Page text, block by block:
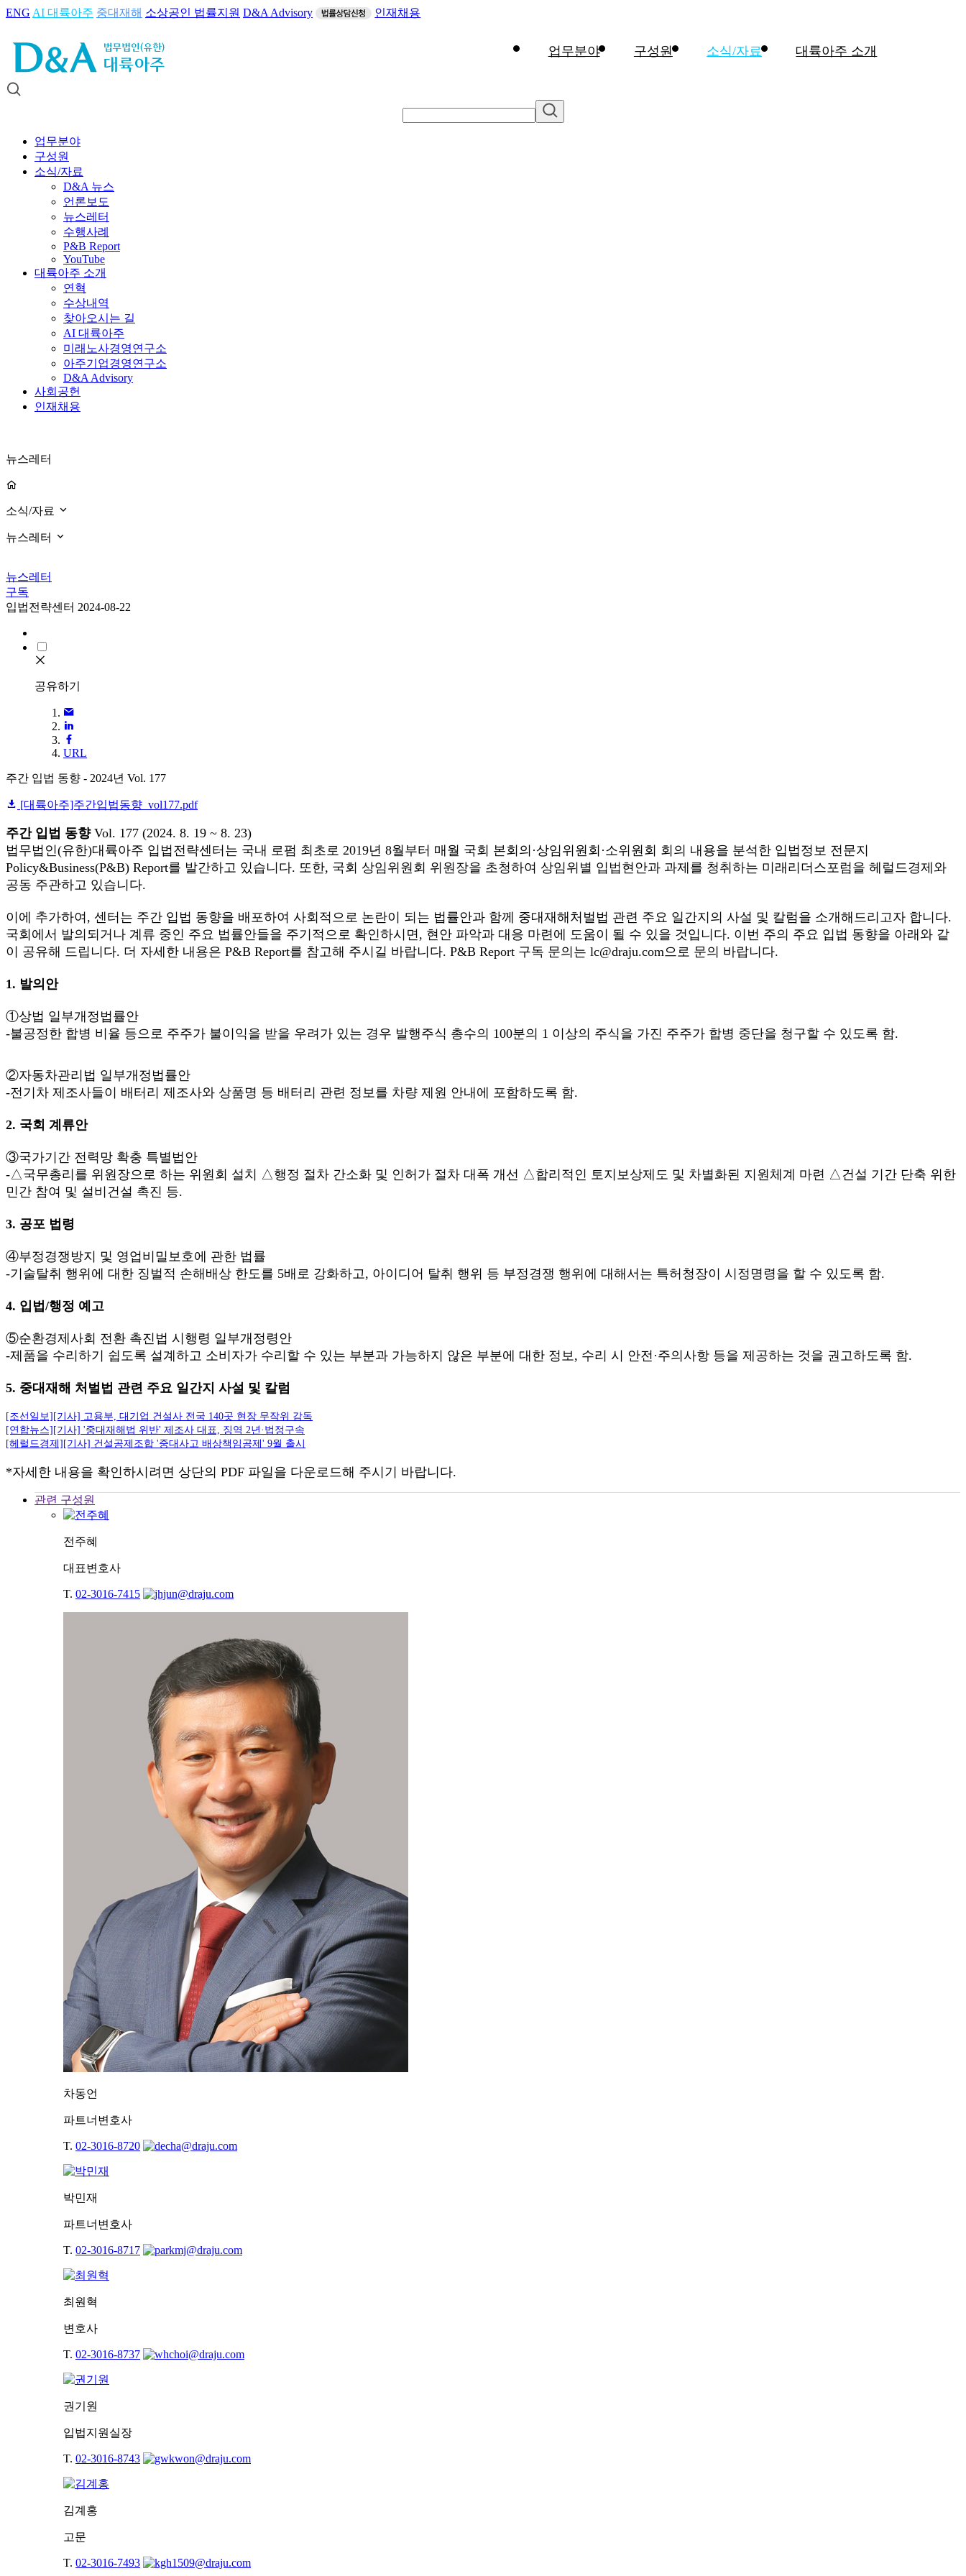
ENG AI 대륙아주 중대재해 소상공인 법률지원 D&A Advisory 인재채용
업무분야 구성원 소식/자료 대륙아주 소개
업무분야
구성원
소식/자료
D&A 뉴스
언론보도
뉴스레터
수행사례
P&B Report
YouTube
대륙아주 소개
연혁
수상내역
찾아오시는 길
AI 대륙아주
미래노사경영연구소
아주기업경영연구소
D&A Advisory
사회공헌
인재채용
뉴스레터
소식/자료
뉴스레터
뉴스레터
구독
입법전략센터 2024-08-22
공유하기
URL
주간 입법 동향 - 2024년 Vol. 177
[대륙아주]주간입법동향_vol177.pdf
주간 입법 동향Vol. 177 (2024. 8. 19 ~ 8. 23)
법무법인(유한)대륙아주 입법전략센터는 국내 로펌 최초로 2019년 8월부터 매월 국회 본회의·상임위원회·소위원회 회의 내용을 분석한 입법정보 전문지
Policy&Business(P&B) Report를 발간하고 있습니다. 또한, 국회 상임위원회 위원장을 초청하여 상임위별 입법현안과 과제를 청취하는 미래리더스포럼을 헤럴드경제와
공동 주관하고 있습니다.
이에 추가하여, 센터는 주간 입법 동향을 배포하여 사회적으로 논란이 되는 법률안과 함께 중대재해처벌법 관련 주요 일간지의 사설 및 칼럼을 소개해드리고자 합니다.
국회에서 발의되거나 계류 중인 주요 법률안들을 주기적으로 확인하시면, 현안 파악과 대응 마련에 도움이 될 수 있을 것입니다. 이번 주의 주요 입법 동향을 아래와 같
이 공유해 드립니다. 더 자세한 내용은 P&B Report를 참고해 주시길 바랍니다. P&B Report 구독 문의는 lc@draju.com으로 문의 바랍니다.
1. 발의안
①상법 일부개정법률안
-불공정한 합병 비율 등으로 주주가 불이익을 받을 우려가 있는 경우 발행주식 총수의 100분의 1 이상의 주식을 가진 주주가 합병 중단을 청구할 수 있도록 함.
②자동차관리법 일부개정법률안
-전기차 제조사들이 배터리 제조사와 상품명 등 배터리 관련 정보를 차량 제원 안내에 포함하도록 함.
2. 국회 계류안
③국가기간 전력망 확충 특별법안
-△국무총리를 위원장으로 하는 위원회 설치 △행정 절차 간소화 및 인허가 절차 대폭 개선 △합리적인 토지보상제도 및 차별화된 지원체계 마련 △건설 기간 단축 위한
민간 참여 및 설비건설 촉진 등.
3. 공포 법령
④부정경쟁방지 및 영업비밀보호에 관한 법률
-기술탈취 행위에 대한 징벌적 손해배상 한도를 5배로 강화하고, 아이디어 탈취 행위 등 부정경쟁 행위에 대해서는 특허청장이 시정명령을 할 수 있도록 함.
4. 입법/행정 예고
⑤순환경제사회 전환 촉진법 시행령 일부개정령안
-제품을 수리하기 쉽도록 설계하고 소비자가 수리할 수 있는 부분과 가능하지 않은 부분에 대한 정보, 수리 시 안전·주의사항 등을 제공하는 것을 권고하도록 함.
5. 중대재해 처벌법 관련 주요 일간지 사설 및 칼럼
[조선일보][기사] 고용부, 대기업 건설사 전국 140곳 현장 무작위 감독
[연합뉴스][기사] '중대재해법 위반' 제조사 대표, 징역 2년·법정구속
[헤럴드경제][기사] 건설공제조합 '중대사고 배상책임공제' 9월 출시
*자세한 내용을 확인하시려면 상단의 PDF 파일을 다운로드해 주시기 바랍니다.
관련 구성원
전주혜
대표변호사
T. 02-3016-7415
차동언
파트너변호사
T. 02-3016-8720
박민재
파트너변호사
T. 02-3016-8717
최원혁
변호사
T. 02-3016-8737
권기원
입법지원실장
T. 02-3016-8743
김계홍
고문
T. 02-3016-7493